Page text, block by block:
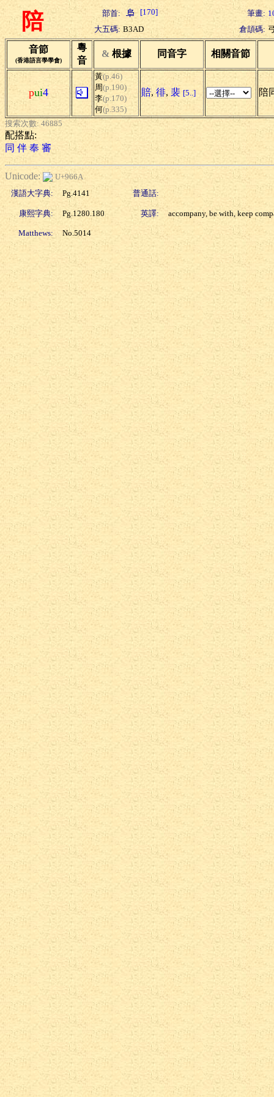
陪 部首: [170] 筆畫:
大五碼: B3AD 倉頡碼:
音節
(香港語言學學會)
粵
音
& 根據 同音字 相關音節
pui4
黃(p.46)
周(p.190)
李(p.170)
何(p.335)
賠, 徘, 裴 [5..] 陪
搜索次數: 46885
配搭點:
同 伴 奉 審
Unicode:
U+966A
漢語大字典:
Pg.4141 普通話:
康熙字典: Pg.1280.180 英譯: accompany, be with, keep
Matthews: No.5014